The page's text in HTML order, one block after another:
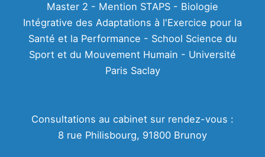
Master 2 - Mention STAPS - Biologie
Intégrative des Adaptations à l'Exercice pour la
Santé et la Performance - School Science du
Sport et du Mouvement Humain - Université
Paris Saclay
Consultations au cabinet sur rendez-vous :
8 rue Philisbourg, 91800 Brunoy